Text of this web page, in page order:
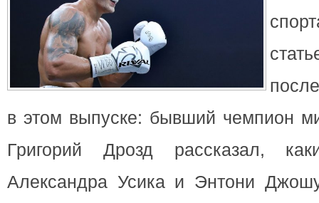
в этом выпуске: бывший чемпион
Григорий Дрозд рассказал,
Александра Усика и Энтони